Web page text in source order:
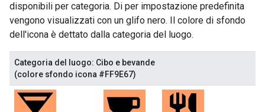
disponibili per categoria. Di per impostazione predefinita
vengono visualizzati con un glifo nero. Il colore di sfondo
dell'icona è dettato dalla categoria del luogo.
Categoria del luogo: Cibo e bevande
(colore sfondo icona #FF9E67)